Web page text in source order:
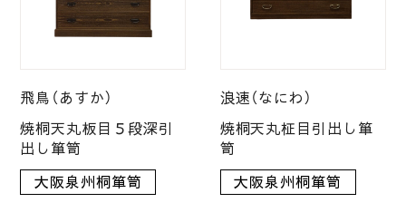
飛鳥（あすか）
焼桐天丸板目５段深引
出し箪笥
大阪泉州桐箪笥
浪速（なにわ）
焼桐天丸柾目引出し箪
笥
大阪泉州桐箪笥